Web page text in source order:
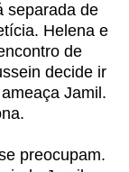
separada de
Helena e
de
decide ir
Jamil.
preocupam.